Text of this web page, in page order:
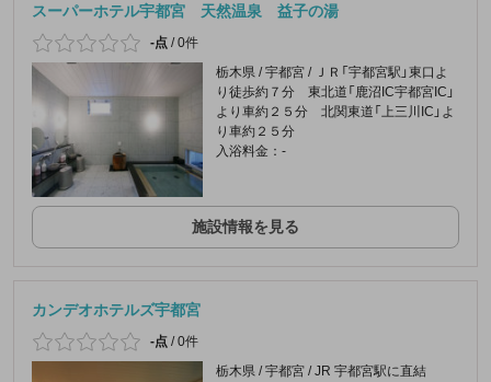
スーパーホテル宇都宮 天然温泉 益子の湯
-点 /0件
栃木県 / 宇都宮 / ＪＲ「宇都宮駅」東口よ
り徒歩約７分 東北道「鹿沼IC宇都宮IC」
より車約２５分 北関東道「上三川IC」よ
り車約２５分
入浴料金：-
施設情報を見る
カンデオホテルズ宇都宮
-点 /0件
栃木県 / 宇都宮 / JR 宇都宮駅に直結